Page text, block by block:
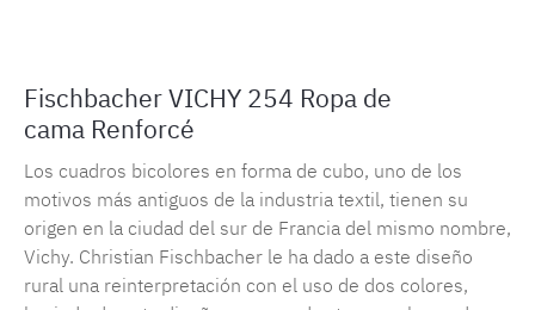
Fischbacher VICHY 254 Ropa de
cama Renforcé
Los cuadros bicolores en forma de cubo, uno de los
motivos más antiguos de la industria textil, tienen su
origen en la ciudad del sur de Francia del mismo nombre,
Vichy. Christian Fischbacher le ha dado a este diseño
rural una reinterpretación con el uso de dos colores,